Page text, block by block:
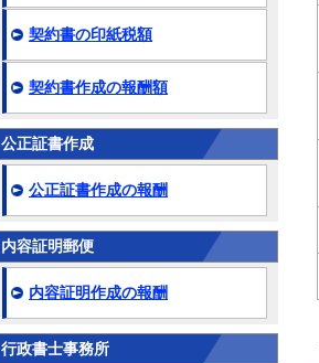
契約書の印紙税額
契約書作成の報酬額
公正証書作成
公正証書作成の報酬
内容証明郵便
内容証明作成の報酬
行政書士事務所